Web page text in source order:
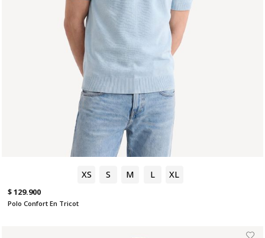
XS S M L XL
$ 129.900
Polo Confort En Tricot